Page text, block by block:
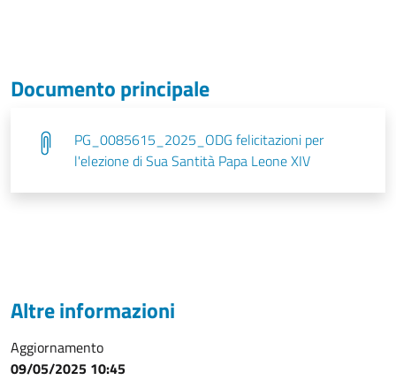
Documento principale
PG_0085615_2025_ODG felicitazioni per
l'elezione di Sua Santità Papa Leone XIV
Altre informazioni
Aggiornamento
09/05/2025 10:45